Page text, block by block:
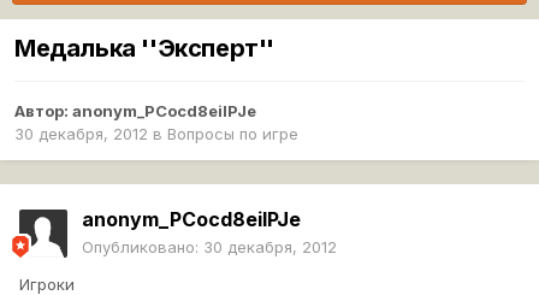
Медалька ''Эксперт''
Автор: anonym_PCocd8eilPJe
30 декабря, 2012 в Вопросы по игре
anonym_PCocd8eilPJe
Опубликовано: 30 декабря, 2012
Игроки